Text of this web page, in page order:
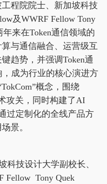
程院院士、新加坡科技
及WWRF Fellow Tony
来在Token通信领域的
与通信融合、运营级互
趋势，并强调Token通
成为行业的核心演进方
概念，围绕
攻关，同时构建了AI
过定制化的全线产品方
景。
科技设计大学副校长、
Fellow Tony Quek